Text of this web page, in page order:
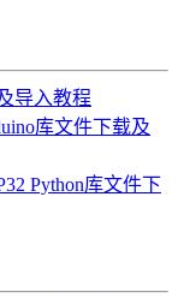
导入教程
库文件下载及
Python库文件下